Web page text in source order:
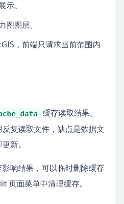
。
图图层。
，前端只请求当前范围内
缓存读取结果。
复读取文件，缺点是数据文
新。
响结果，可以临时删除缓存
页面菜单中清理缓存。